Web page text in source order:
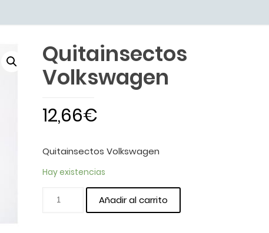
Quitainsectos
Volkswagen
12,66€
Quitainsectos Volkswagen
Hay existencias
Añadir al carrito